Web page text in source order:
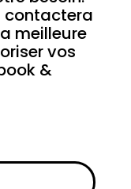
contactera
meilleure
vos
&